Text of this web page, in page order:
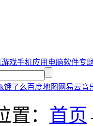
戏手机应用 电脑软件专
饿了么百度地图 网易云音
置： 首页